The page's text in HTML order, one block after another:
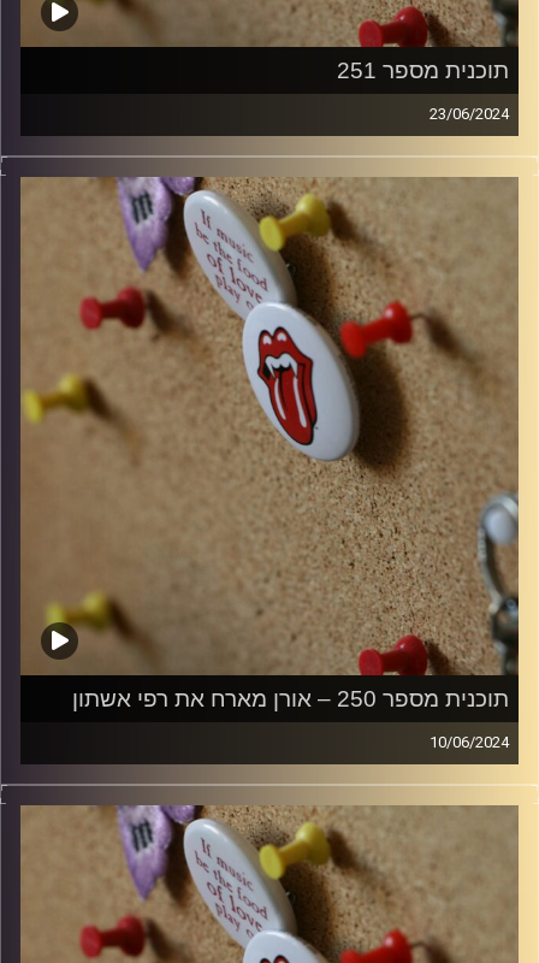
תוכנית מספר 251
23/06/2024
קלאסיקות רוק עם אורן הוף
włodi
תוכנית מספר 250 – אורן מארח את רפי אשתון
10/06/2024
קלאסיקות רוק עם אורן הוף
קרדיט תמונות: włodi